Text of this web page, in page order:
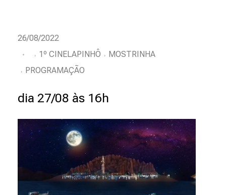
P
e
d
r
o
o
26/08/2022
1º CINELAPINHÔ
MOSTRINHA
PROGRAMAÇÃO
dia 27/08 às 16h